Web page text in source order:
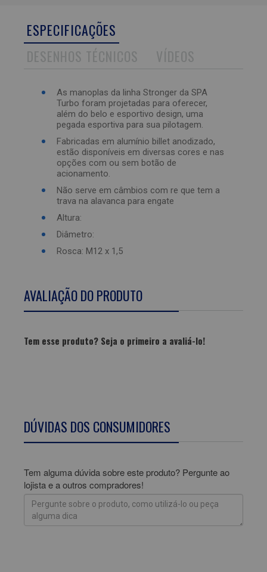
ESPECIFICAÇÕES
DESENHOS TÉCNICOS
VÍDEOS
As manoplas da linha Stronger da SPA
Turbo foram projetadas para oferecer,
além do belo e esportivo design, uma
pegada esportiva para sua pilotagem.
Fabricadas em alumínio billet anodizado,
estão disponíveis em diversas cores e nas
opções com ou sem botão de
acionamento.
Não serve em câmbios com re que tem a
trava na alavanca para engate
Altura:
Diâmetro:
Rosca: M12 x 1,5
AVALIAÇÃO DO PRODUTO
Tem esse produto? Seja o primeiro a avaliá-lo!
DÚVIDAS DOS CONSUMIDORES
Tem alguma dúvida sobre este produto? Pergunte ao
lojista e a outros compradores!